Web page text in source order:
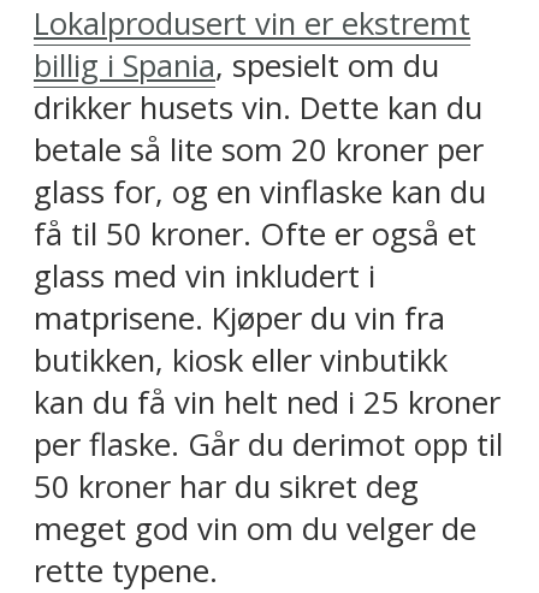
Lokalprodusert vin er ekstremt
billig i Spania, spesielt om du
drikker husets vin. Dette kan du
betale så lite som 20 kroner per
glass for, og en vinflaske kan du
få til 50 kroner. Ofte er også et
glass med vin inkludert i
matprisene. Kjøper du vin fra
butikken, kiosk eller vinbutikk
kan du få vin helt ned i 25 kroner
per flaske. Går du derimot opp til
50 kroner har du sikret deg
meget god vin om du velger de
rette typene.